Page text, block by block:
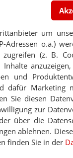
um
Adressen o.ä.)
(z. B.
und
dafür Marketing
Sie diesen
zur
über die
ablehnen.
finden Sie in der
APOTHEKE ADHOC
eine
nicht rabattfähig. Er
angemessene und
Preis der
zu unterscheiden
allgemein: „Der
und Rabatte
dem
und bietet zum
gegenüber den
Beispiel für die
der Obergrenze des
die Summe aus